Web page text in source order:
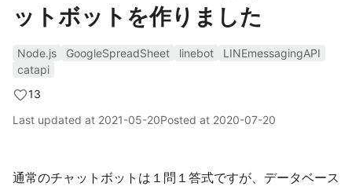
ットボットを作りました
Node.js GoogleSpreadSheet linebot
LINEmessagingAPI
catapi
13
Last updated at 2021-05-20Posted at 2020-07-20
通常のチャットボットは１問１答式ですが、データベース